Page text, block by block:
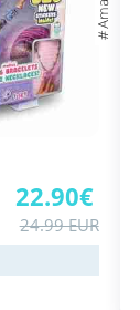
22.90€
24.99 EUR